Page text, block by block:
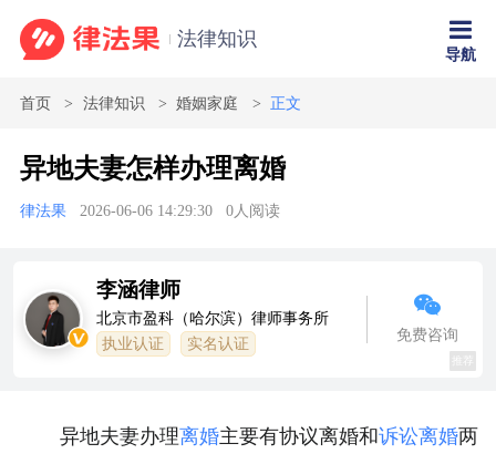
法律知识
导航
首页 法律知识 婚姻家庭 正文
异地夫妻怎样办理离婚
律法果 2026-06-06 14:29:30 0人阅读
李涵律师
北京市盈科（哈尔滨）律师事务所
执业认证 实名认证
免费咨询
异地夫妻办理离婚主要有协议离婚和诉讼离婚两